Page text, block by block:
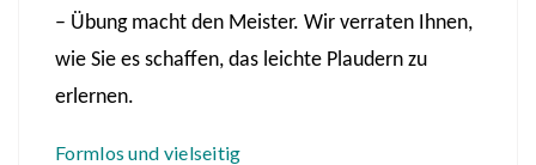
– Übung macht den Meister. Wir verraten Ihnen,
wie Sie es schaffen, das leichte Plaudern zu
erlernen.
Formlos und vielseitig